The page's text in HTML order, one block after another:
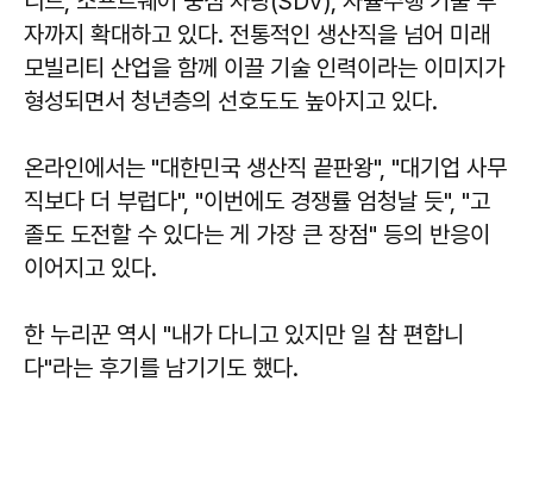
자까지 확대하고 있다. 전통적인 생산직을 넘어 미래
모빌리티 산업을 함께 이끌 기술 인력이라는 이미지가
형성되면서 청년층의 선호도도 높아지고 있다.
온라인에서는 "대한민국 생산직 끝판왕", "대기업 사무
직보다 더 부럽다", "이번에도 경쟁률 엄청날 듯", "고
졸도 도전할 수 있다는 게 가장 큰 장점" 등의 반응이
이어지고 있다.
한 누리꾼 역시 "내가 다니고 있지만 일 참 편합니
다"라는 후기를 남기기도 했다.